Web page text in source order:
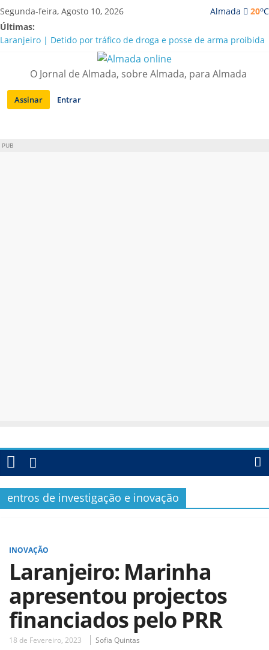
Saltar
para
conteúdo
Almada 20oC
Segunda-feira, Agosto 10, 2026
Últimas:
Laranjeiro | Detido por tráfico de droga e posse de arma proibida
A “crise” da água em Almada: ilações e ensinamentos necessários
Costa da Caparica | Polícia Marítima e ASAE detectam
irregularidades em habitações e restaurantes
APA diz que falta de água em Almada “foi um problema de má
O Jornal de Almada, sobre Almada, para Almada
Assinar Entrar
PUB
entros de investigação e inovação
INOVAÇÃO
Laranjeiro: Marinha
apresentou projectos
financiados pelo PRR
18 de Fevereiro, 2023 Sofia Quintas